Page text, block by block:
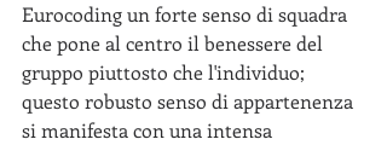
Eurocoding un forte senso di squadra
che pone al centro il benessere del
gruppo piuttosto che l'individuo;
questo robusto senso di appartenenza
si manifesta con una intensa